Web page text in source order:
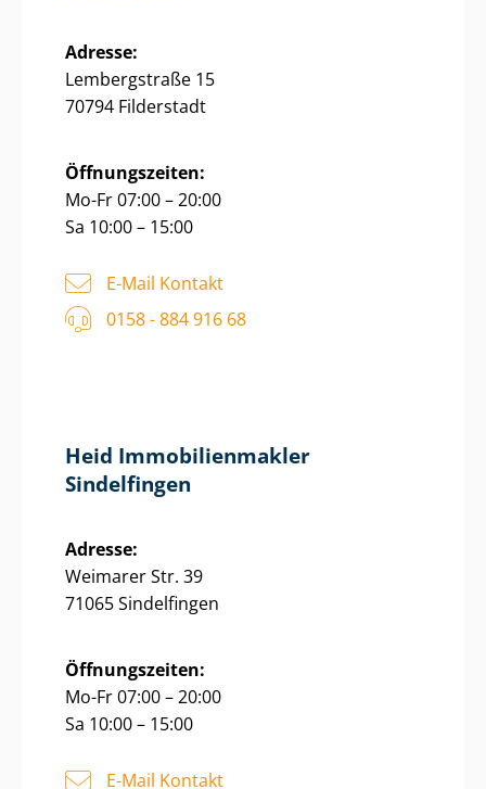
Adresse:
Lembergstraße 15
70794 Filderstadt
Öffnungszeiten:
Mo-Fr 07:00 – 20:00
Sa 10:00 – 15:00
E-Mail Kontakt
0158 - 884 916 68
Heid Im­mo­bi­li­en­mak­ler
Sindelfingen
Adresse:
Weimarer Str. 39
71065 Sindelfingen
Öffnungszeiten:
Mo-Fr 07:00 – 20:00
Sa 10:00 – 15:00
E-Mail Kontakt